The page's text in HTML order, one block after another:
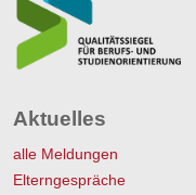
Aktuelles
alle Meldungen
Elterngespräche